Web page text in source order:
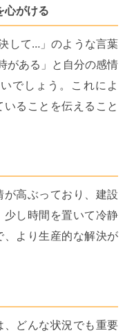
心がける
して…」のような言葉
がある」と自分の感情
でしょう。これによ
ることを伝えること
高ぶっており、建設
し時間を置いて冷静
より生産的な解決が
どんな状況でも重要